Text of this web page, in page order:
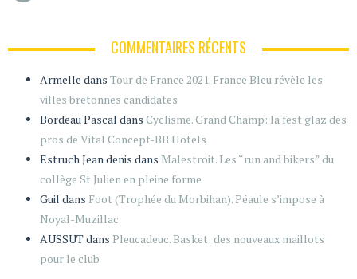
COMMENTAIRES RÉCENTS
Armelle dans Tour de France 2021. France Bleu révèle les
villes bretonnes candidates
Bordeau Pascal dans Cyclisme. Grand Champ: la fest glaz des
pros de Vital Concept-BB Hotels
Estruch Jean denis dans Malestroit. Les “run and bikers” du
collège St Julien en pleine forme
Guil dans Foot (Trophée du Morbihan). Péaule s’impose à
Noyal-Muzillac
AUSSUTdans Pleucadeuc. Basket: des nouveaux maillots
pour le club